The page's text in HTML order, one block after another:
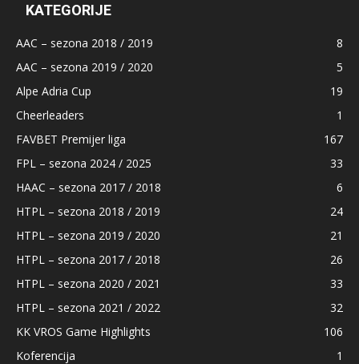
KATEGORIJE
AAC – sezona 2018 / 2019
8
AAC – sezona 2019 / 2020
5
Alpe Adria Cup
19
Cheerleaders
1
FAVBET Premijer liga
167
FPL – sezona 2024 / 2025
33
HAAC – sezona 2017 / 2018
6
HTPL – sezona 2018 / 2019
24
HTPL – sezona 2019 / 2020
21
HTPL – sezona 2017 / 2018
26
HTPL – sezona 2020 / 2021
33
HTPL – sezona 2021 / 2022
32
KK VROS Game Highlights
106
Koferencija
1